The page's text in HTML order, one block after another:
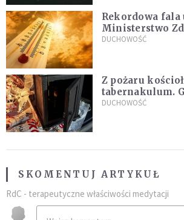
Rekordowa fala
Ministerstwo
po
DUCHOWOŚĆ
Z pożaru
tabernakulum.
"zapach
DUCHOWOŚĆ
SKOMENTUJ ARTYKUŁ
RdC - terapeutyczne właściwości medytacji